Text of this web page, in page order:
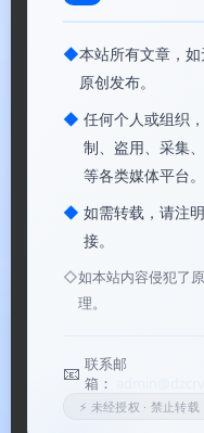
📊核心价值
✅双引擎驱动
描模块，检测更
✅超高速扫描：
✅三种扫描模式
描，满足不同需
✅系统优化二合一
✅自动更新
：
◆本站所有文章，
原创发布。
◆ 任何个人或组织
制、盗用、采集
等各类媒体平台。
◆ 如需转载，请注
接。
◇如本站内容侵犯了
理。
📧 联系邮
箱：
⚡ 未经授权 · 禁止转载